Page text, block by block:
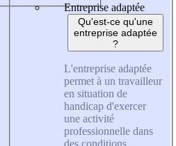
Entreprise adaptée
Qu'est-ce qu'une
entreprise adaptée
?
L'entreprise adaptée
permet à un travailleur
en situation de
handicap d'exercer
une activité
professionnelle dans
des conditions